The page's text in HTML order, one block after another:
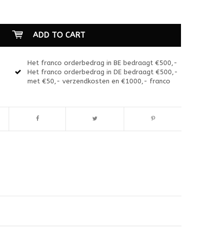
ADD TO CART
Het franco orderbedrag in BE bedraagt €500,-
Het franco orderbedrag in DE bedraagt €500,-
met €50,- verzendkosten en €1000,- franco